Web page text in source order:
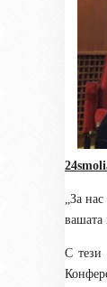
„За
вашата
С тези